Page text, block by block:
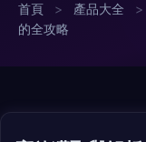
首頁 > 產品大全 >
的全攻略